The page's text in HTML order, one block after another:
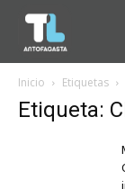
Inicio Etiquetas
Etiqueta: